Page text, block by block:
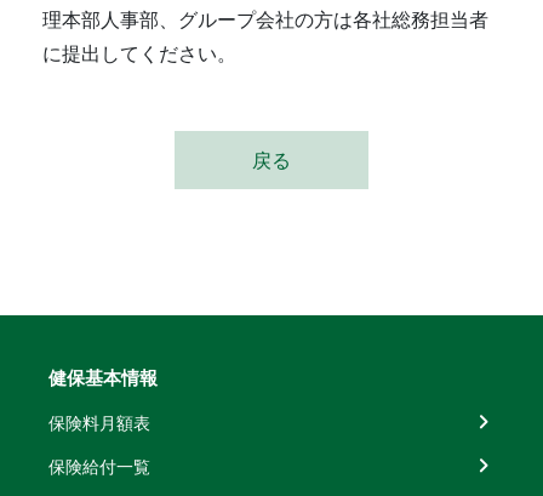
理本部人事部、グループ会社の方は各社総務担当者
に提出してください。
戻る
健保基本情報
保険料月額表
保険給付一覧